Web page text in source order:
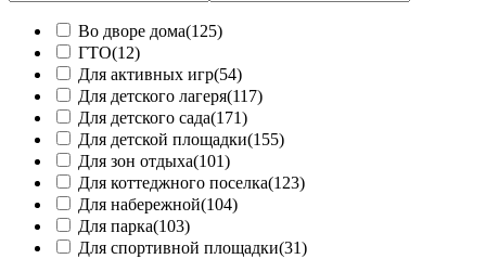
Во дворе дома(125)
ГТО(12)
Для активных игр(54)
Для детского лагеря(117)
Для детского сада(171)
Для детской площадки(155)
Для зон отдыха(101)
Для коттеджного поселка(123)
Для набережной(104)
Для парка(103)
Для спортивной площадки(31)